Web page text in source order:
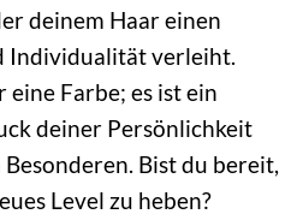
deinem Haar einen
Individualität verleiht.
Farbe; es ist ein
deiner Persönlichkeit
Bist du bereit,
Level zu heben?